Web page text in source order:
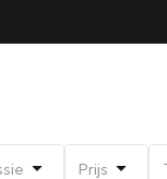
Prijs